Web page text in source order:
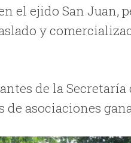
el ejido San Juan,
y
de la
asociaciones